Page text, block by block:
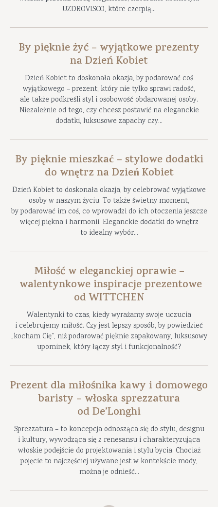
UZDROVISCO, które czerpią...
By pięknie żyć – wyjątkowe prezenty
na Dzień Kobiet
Dzień Kobiet to doskonała okazja, by podarować coś
wyjątkowego – prezent, który nie tylko sprawi radość,
ale także podkreśli styl i osobowość obdarowanej osoby.
Niezależnie od tego, czy chcesz postawić na eleganckie
dodatki, luksusowe zapachy czy...
By pięknie mieszkać – stylowe dodatki
do wnętrz na Dzień Kobiet
Dzień Kobiet to doskonała okazja, by celebrować wyjątkowe
osoby w naszym życiu. To także świetny moment,
by podarować im coś, co wprowadzi do ich otoczenia jeszcze
więcej piękna i harmonii. Eleganckie dodatki do wnętrz
to idealny wybór...
Miłość w eleganckiej oprawie –
walentynkowe inspiracje prezentowe
od WITTCHEN
Walentynki to czas, kiedy wyrażamy swoje uczucia
i celebrujemy miłość. Czy jest lepszy sposób, by powiedzieć
„kocham Cię”, niż podarować pięknie zapakowany, luksusowy
upominek, który łączy styl i funkcjonalność?
Prezent dla miłośnika kawy i domowego
baristy – włoska sprezzatura
od De’Longhi
Sprezzatura – to koncepcja odnosząca się do stylu, designu
i kultury, wywodząca się z renesansu i charakteryzująca
włoskie podejście do projektowania i stylu bycia. Chociaż
pojęcie to najczęściej używane jest w kontekście mody,
można je odnieść...